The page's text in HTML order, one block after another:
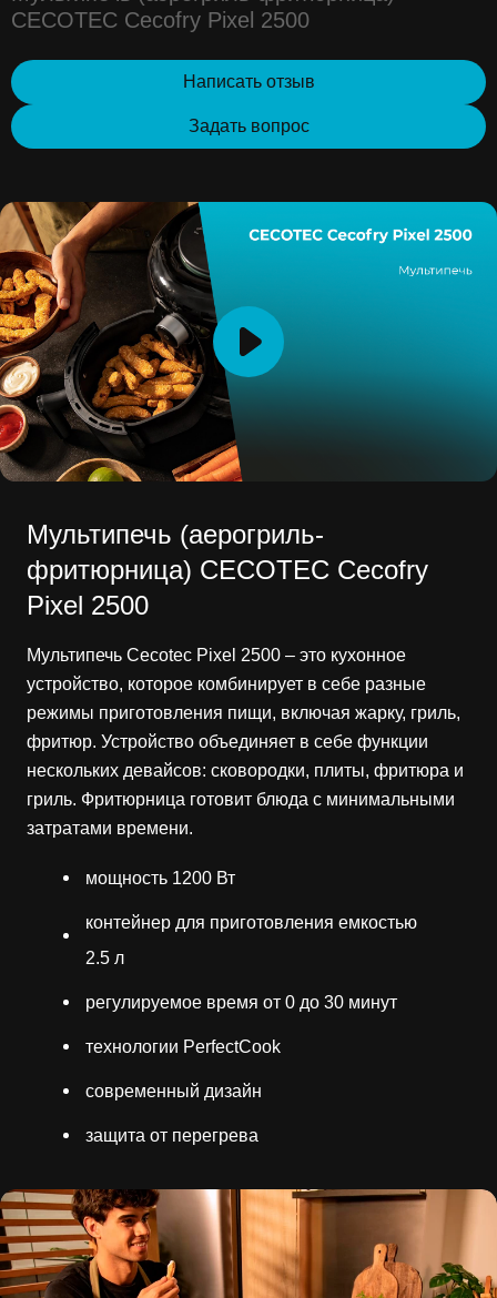
CECOTEC Cecofry Pixel 2500
Написать отзыв
Задать вопрос
Мультипечь (аерогриль-
фритюрница) CECOTEC Cecofry
Pixel 2500
Мультипечь Cecotec Pixel 2500 – это кухонное
устройство, которое комбинирует в себе разные
режимы приготовления пищи, включая жарку, гриль,
фритюр. Устройство объединяет в себе функции
нескольких девайсов: сковородки, плиты, фритюра и
гриль. Фритюрница готовит блюда с минимальными
затратами времени.
мощность 1200 Вт
контейнер для приготовления емкостью
2.5 л
регулируемое время от 0 до 30 минут
технологии PerfectCook
современный дизайн
защита от перегрева